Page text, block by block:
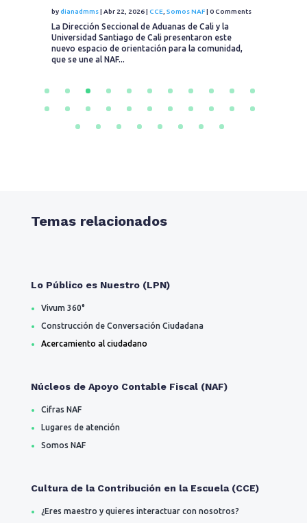
by dianadmms | Abr 22, 2026 | CCE, Somos NAF | 0 Comments
La Dirección Seccional de Aduanas de Cali y la
Universidad Santiago de Cali presentaron este
nuevo espacio de orientación para la comunidad,
que se une al NAF...
Temas relacionados
Lo Público es Nuestro (LPN)
Vivum 360°
Construcción de Conversación Ciudadana
Acercamiento al ciudadano
Núcleos de Apoyo Contable Fiscal (NAF)
Cifras NAF
Lugares de atención
Somos NAF
Cultura de la Contribución en la Escuela (CCE)
¿Eres maestro y quieres interactuar con nosotros?